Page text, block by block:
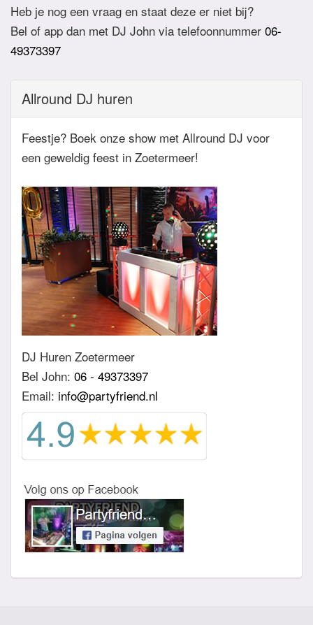
overigens geen aanbetaling. Tegen die dat het
feest eraan komt zullen we nog even contact
hebben betreft de muziekwensen en de planning
van de avond. Daarnaast zijn wij altijd bereikbaar
zowel telefonisch, via e-mail of de app.
Heb je nog een vraag en staat deze er niet bij?
Bel of app dan met DJ John via telefoonnummer 06-
49373397
Allround DJ huren
Feestje? Boek onze show met Allround DJ voor
een geweldig feest in Zoetermeer!
DJ Huren Zoetermeer
Bel John: 06 - 49373397
Email: info@partyfriend.nl